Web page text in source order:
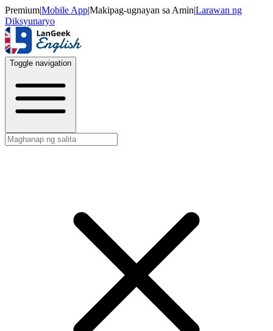
Premium|Mobile App|Makipag-ugnayan sa Amin|Larawan ng
Diksyunaryo
Toggle navigation